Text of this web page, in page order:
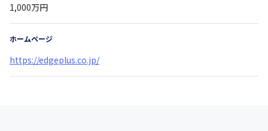
1,000万円
ホームページ
https://edgeplus.co.jp/